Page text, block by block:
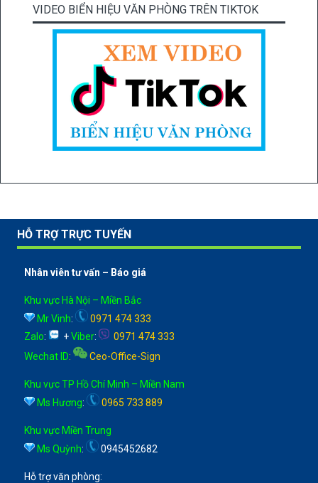
VIDEO BIỂN HIỆU VĂN PHÒNG TRÊN TIKTOK
HỖ TRỢ TRỰC TUYẾN
Nhân viên tư vấn – Báo giá
Khu vực Hà Nội – Miền Bắc
Mr Vinh:
0971 474 333
Zalo: +Viber:
0971 474 333
Wechat ID: Ceo-Office-Sign
Khu vực TP Hồ Chí Minh – Miền Nam
Ms Hương: 0965 733 889
Khu vực Miền Trung
Ms Quỳnh: 0945452682
Hỗ trợ văn phòng: